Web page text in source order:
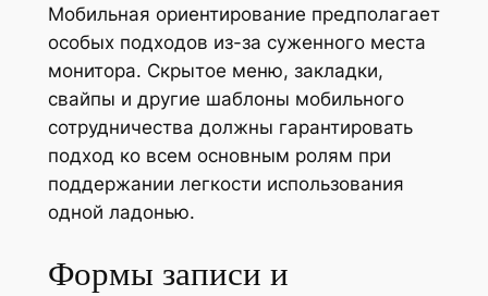
Мобильная ориентирование предполагает
особых подходов из-за суженного места
монитора. Скрытое меню, закладки,
свайпы и другие шаблоны мобильного
сотрудничества должны гарантировать
подход ко всем основным ролям при
поддержании легкости использования
одной ладонью.
Формы записи и